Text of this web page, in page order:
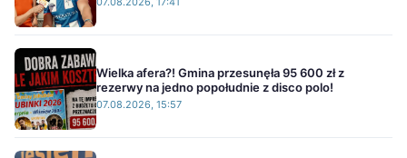
Wielka afera?! Gmina przesunęła 95 600 zł z
rezerwy na jedno popołudnie z disco polo!
07.08.2026, 15:57